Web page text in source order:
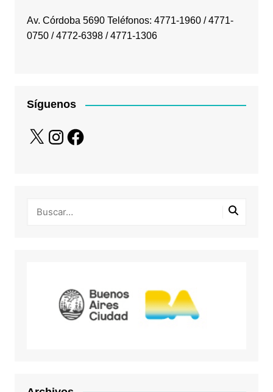
Av. Córdoba 5690 Teléfonos: 4771-1960 / 4771-
0750 / 4772-6398 / 4771-1306
Síguenos
X InstagramFacebook